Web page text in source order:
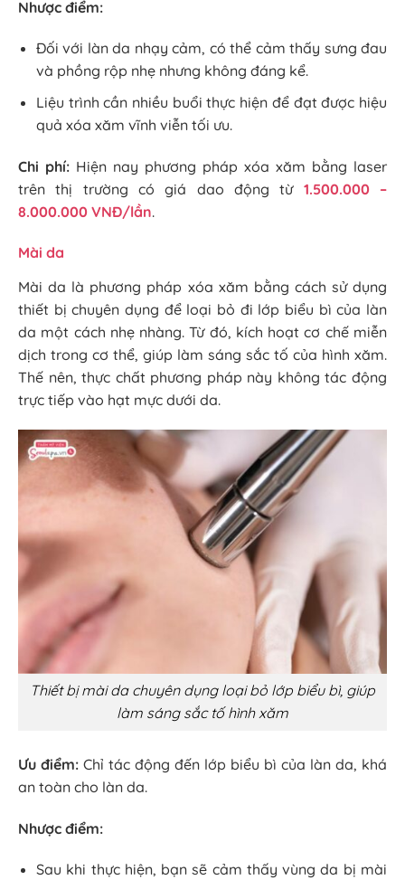
Nhược điểm:
Đối với làn da nhạy cảm, có thể cảm thấy sưng đau
và phồng rộp nhẹ nhưng không đáng kể.
Liệu trình cần nhiều buổi thực hiện để đạt được hiệu
quả xóa xăm vĩnh viễn tối ưu.
Chi phí: Hiện nay phương pháp xóa xăm bằng laser
trên thị trường có giá dao động từ 1.500.000 –
8.000.000 VNĐ/lần.
Mài da
Mài da là phương pháp xóa xăm bằng cách sử dụng
thiết bị chuyên dụng để loại bỏ đi lớp biểu bì của làn
da một cách nhẹ nhàng. Từ đó, kích hoạt cơ chế miễn
dịch trong cơ thể, giúp làm sáng sắc tố của hình xăm.
Thế nên, thực chất phương pháp này không tác động
trực tiếp vào hạt mực dưới da.
Thiết bị mài da chuyên dụng loại bỏ lớp biểu bì, giúp
làm sáng sắc tố hình xăm
Ưu điểm: Chỉ tác động đến lớp biểu bì của làn da, khá
an toàn cho làn da.
Nhược điểm:
Sau khi thực hiện, bạn sẽ cảm thấy vùng da bị mài